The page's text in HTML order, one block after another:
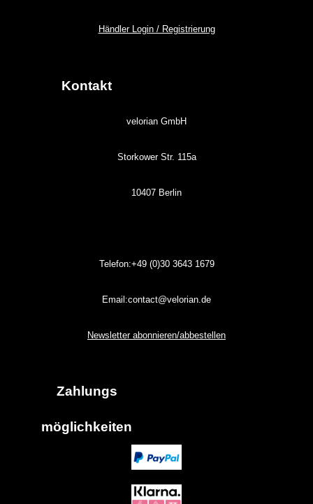
Händler Login / Registrierung
Kontakt
velorian GmbH
Storkower Str. 115a
10407 Berlin
Telefon:+49 (0)3036431679
Email:contact@velorian.de
Newsletter abonnieren/abbestellen
Zahlungs
möglich keiten